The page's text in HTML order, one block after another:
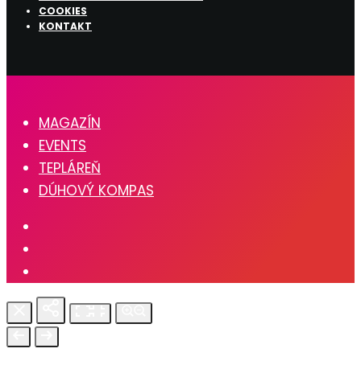
COOKIES
KONTAKT
MAGAZÍN
EVENTS
TEPLÁREŇ
DÚHOVÝ KOMPAS